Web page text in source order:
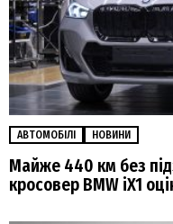
АВТОМОБІЛІ НОВИНИ
Майже 440 км без
кросовер BMW iX1